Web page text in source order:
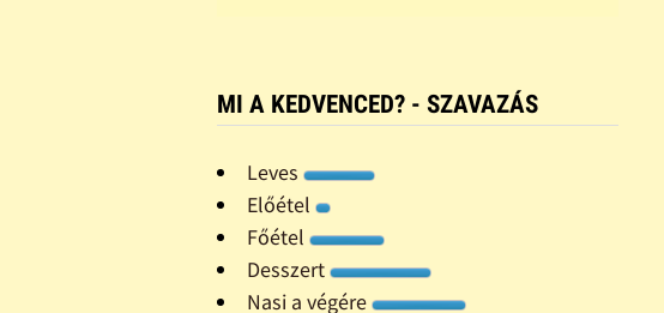
MI A KEDVENCED? - SZAVAZÁS
Leves
Előétel
Főétel
Desszert
Nasi a végére